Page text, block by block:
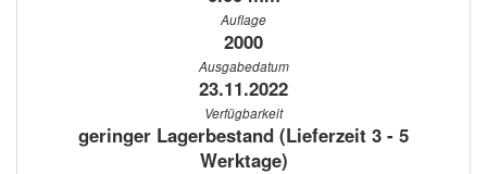
Auflage
2000
Ausgabedatum
23.11.2022
Verfügbarkeit
geringer Lagerbestand (Lieferzeit 3 - 5
Werktage)